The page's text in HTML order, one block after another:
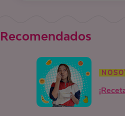
Recomendados